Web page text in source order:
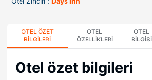
OTEL ÖZET
BILGILERI
OTEL
ÖZELLIKLERI
OTEL
BILGISI
Otel özet bilgileri